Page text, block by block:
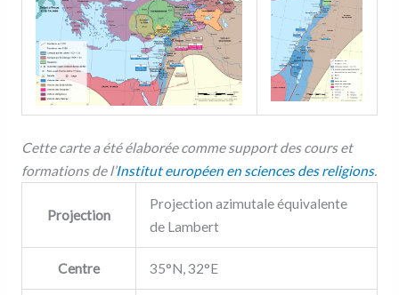
Cette carte a été élaborée comme support des cours et
formations de l’Institut européen en sciences des religions.
Projection
Projection azimutale équivalente
de Lambert
Centre 35°N, 32°E